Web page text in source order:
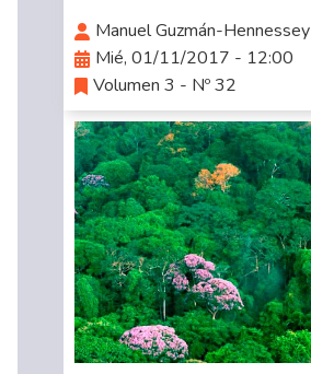
Manuel Guzmán-Hennessey
Mié, 01/11/2017 - 12:00
Volumen 3 - Nº 32